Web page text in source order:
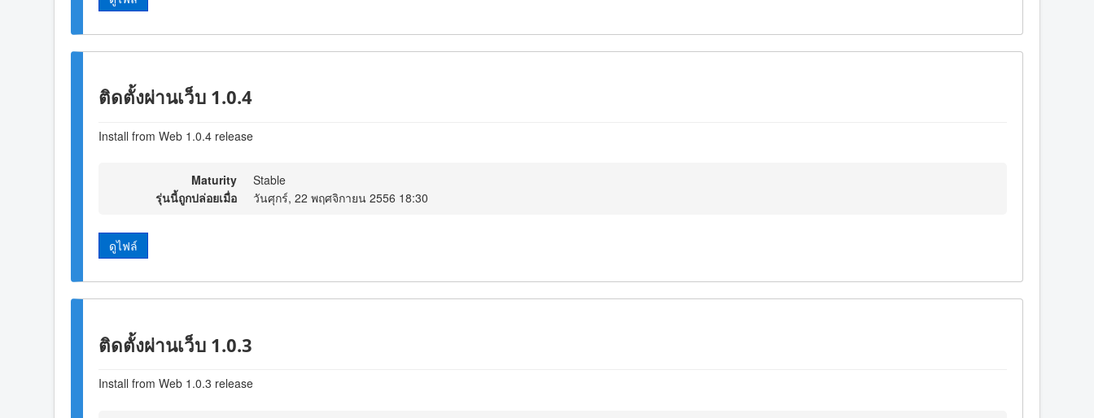
ติดตั้งผ่านเว็บ 1.0.4
Install from Web 1.0.4 release
Maturity
Stable
รุ่นนี้ถูกปล่อยเมื่อ
วันศุกร์, 22 พฤศจิกายน 2556 18:30
ดูไฟล์
ติดตั้งผ่านเว็บ 1.0.3
Install from Web 1.0.3 release